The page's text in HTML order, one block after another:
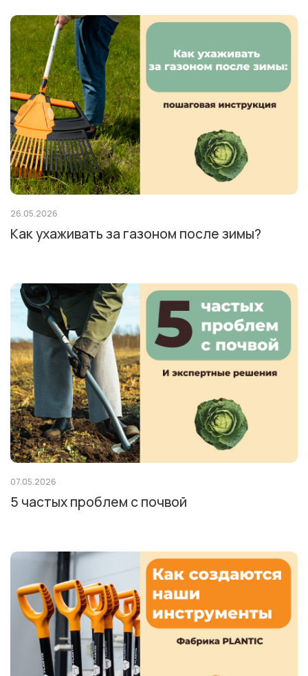
26.05.2026
Как ухаживать за газоном после зимы?
07.05.2026
5 частых проблем с почвой